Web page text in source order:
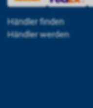
Händler finden
Händler werden